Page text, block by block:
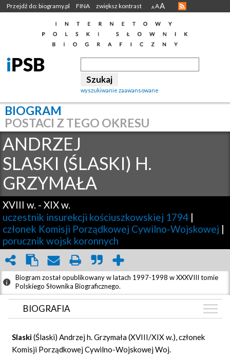
Przejdź do: biogramy.pl FINA zwiększ kontrast A AA
wyszukiwanie zaawansowane
BIOGRAM
POSTACI Z TEGO OKRESU
ANDRZEJ
SLASKI (ŚLASKI) H.
GRZYMAŁA
XVIII w. - XIX w.
uczestnik insurekcji kościuszkowskiej 1794 |
członek Komisji Porządkowej Cywilno-Wojskowej |
porucznik wojsk koronnych
Biogram został opublikowany w latach 1997-1998 w XXXVIII tomie
Polskiego Słownika Biograficznego.
BIOGRAFIA
ARTYKUŁY (2)
Slaski(Ślaski) Andrzej h. Grzymała (XVIII/XIX w.), członek
Komisji Porządkowej Cywilno-Wojskowej Woj.